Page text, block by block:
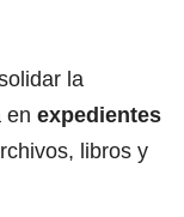
la
en expedientes
libros y